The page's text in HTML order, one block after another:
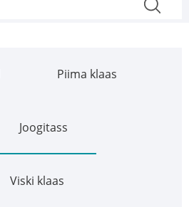
Piima klaas
Joogitass
Viski klaas